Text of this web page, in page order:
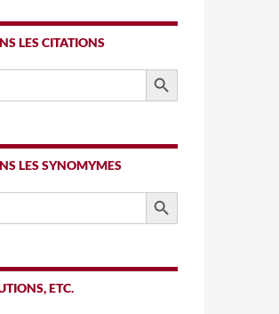
LES CITATIONS
SEARCH BUTTON
LES SYNOMYMES
SEARCH BUTTON
ETC.